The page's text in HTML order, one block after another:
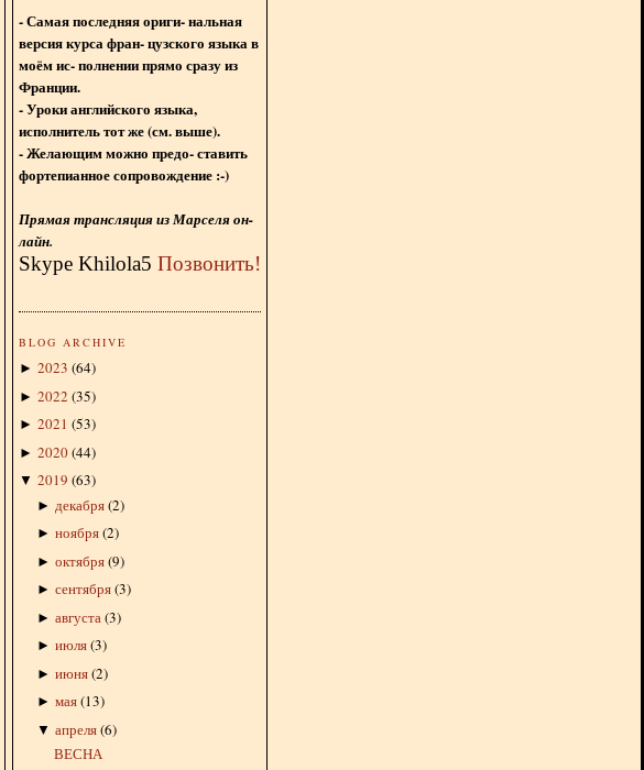
- Самая последняя ориги- нальная
версия курса фран- цузского языка в
моём ис- полнении прямо сразу из
Франции.
- Уроки английского языка,
исполнитель тот же (см. выше).
- Желающим можно предо- ставить
фортепианное сопровождение :-)
Прямая трансляция из Марселя он-
лайн.
Skype Khilola5 Позвонить!
BLOG ARCHIVE
► 2023 (64)
► 2022 (35)
► 2021 (53)
► 2020(44)
▼ 2019 (63)
► декабря(2)
► ноября(2)
► октября(9)
► сентября(3)
► августа (3)
► июля(3)
► июня(2)
► мая(13)
▼ апреля(6)
ВЕСНА